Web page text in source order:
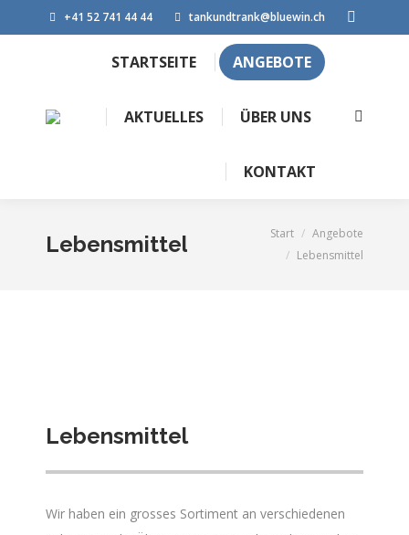
+41 52 741 44 44 tankundtrank@bluewin.ch
Facebook
new
STARTSEITE ANGEBOTE
AKTUELLES ÜBER UNS
KONTAKT
Search:
Lebensmittel Sie befinden sich hier:
Start
Angebote
Lebensmittel
Lebensmittel
Wir haben ein grosses Sortiment an verschiedenen